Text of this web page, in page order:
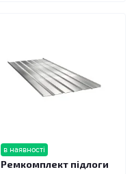
в наявності
Ремкомплект підлоги